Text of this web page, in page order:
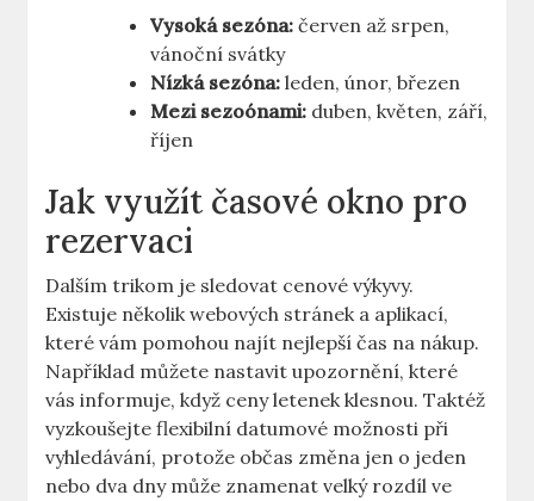
Vysoká sezóna: červen až srpen,
vánoční svátky
Nízká sezóna: leden, únor, březen
Mezi sezoónami: duben, květen, září,
říjen
Jak využít časové okno pro
rezervaci
Dalším trikom je sledovat cenové výkyvy.
Existuje několik webových stránek a aplikací,
které vám pomohou najít nejlepší čas na nákup.
Například můžete nastavit upozornění, které
vás informuje, když ceny letenek klesnou. Taktéž
vyzkoušejte flexibilní datumové možnosti při
vyhledávání, protože občas změna jen o jeden
nebo dva dny může znamenat velký rozdíl ve